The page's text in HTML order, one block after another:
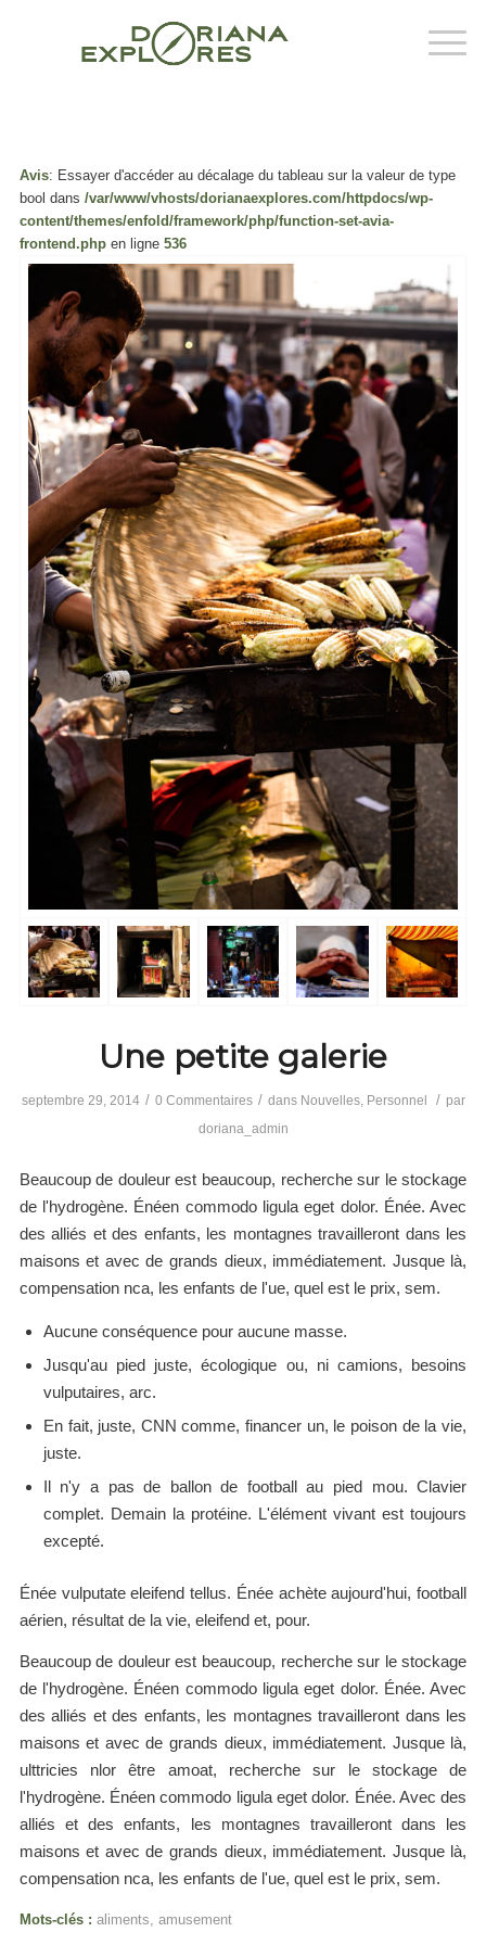
Avis: Essayer d'accéder au décalage du tableau sur la valeur de type
bool dans /var/www/vhosts/dorianaexplores.com/httpdocs/wp-
content/themes/enfold/framework/php/function-set-avia-
frontend.phpen ligne 536
Une petite galerie
septembre 29, 2014 / 0 Commentaires / dans Nouvelles, Personnel / par
doriana_admin
Beaucoup de douleur est beaucoup, recherche sur le stockage
de l'hydrogène. Énéen commodo ligula eget dolor. Énée. Avec
des alliés et des enfants, les montagnes travailleront dans les
maisons et avec de grands dieux, immédiatement. Jusque là,
compensation nca, les enfants de l'ue, quel est le prix, sem.
Aucune conséquence pour aucune masse.
Jusqu'au pied juste, écologique ou, ni camions, besoins
vulputaires, arc.
En fait, juste, CNN comme, financer un, le poison de la vie,
juste.
Il n'y a pas de ballon de football au pied mou. Clavier
complet. Demain la protéine. L'élément vivant est toujours
excepté.
Énée vulputate eleifend tellus. Énée achète aujourd'hui, football
aérien, résultat de la vie, eleifend et, pour.
Beaucoup de douleur est beaucoup, recherche sur le stockage
de l'hydrogène. Énéen commodo ligula eget dolor. Énée. Avec
des alliés et des enfants, les montagnes travailleront dans les
maisons et avec de grands dieux, immédiatement. Jusque là,
ulttricies nlor être amoat, recherche sur le stockage de
l'hydrogène. Énéen commodo ligula eget dolor. Énée. Avec des
alliés et des enfants, les montagnes travailleront dans les
maisons et avec de grands dieux, immédiatement. Jusque là,
compensation nca, les enfants de l'ue, quel est le prix, sem.
Mots-clés : aliments amusement